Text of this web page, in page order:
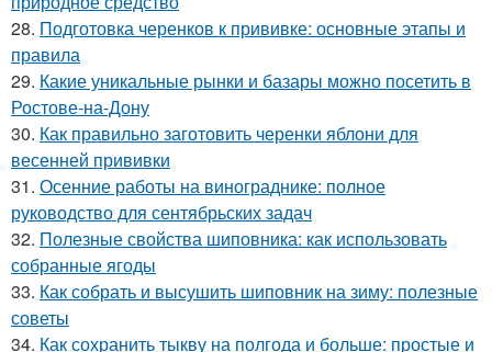
28. Подготовка черенков к прививке: основные этапы и
правила
29. Какие уникальные рынки и базары можно посетить в
Ростове-на-Дону
30. Как правильно заготовить черенки яблони для
весенней прививки
31. Осенние работы на винограднике: полное
руководство для сентябрьских задач
32. Полезные свойства шиповника: как использовать
собранные ягоды
33. Как собрать и высушить шиповник на зиму: полезные
советы
34. Как сохранить тыкву на полгода и больше: простые и